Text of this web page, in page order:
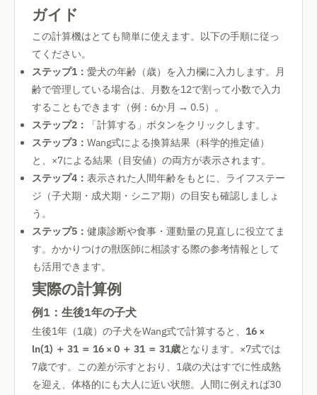
ガイド
この計算機はとても簡単に使えます。以下の手順に従っ
てください。
ステップ1： 愛犬の年齢（歳）を入力欄に入力します。月
齢で管理している場合は、月数を12で割って小数で入力
することもできます（例：6か月 → 0.5）。
ステップ2：
「計算する」ボタンをクリックします。
ステップ3： Wang式による換算結果（科学的推定値）
と、×7による結果（目安値）の両方が表示されます。
ステップ4： 表示された人間年齢をもとに、ライフステー
ジ（子犬期・成犬期・シニア期）の目安も確認しましょ
う。
ステップ5： 健康診断や食事・運動量の見直しに役立てま
す。かかりつけの獣医師に相談する際の参考情報として
も活用できます。
実際の計算例
例1：生後1年の子犬
生後1年（1歳）の子犬をWang式で計算すると、 16 ×
ln(1) ＋ 31 ＝ 16 × 0 ＋ 31 ＝ 31歳となります。×7式では
7歳です。この差が示すとおり、1歳の犬はすでに性成熟
を迎え、体格的にも大人に近い状態。人間に例えれば30